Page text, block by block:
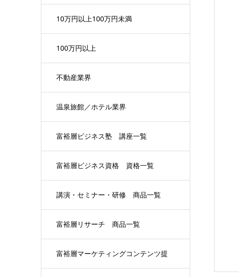
10万円以上100万円未満
100万円以上
不動産業界
温泉旅館／ホテル業界
富裕層ビジネス塾 講座一覧
富裕層ビジネス資格 資格一覧
講演・セミナー・研修 商品一覧
富裕層リサーチ 商品一覧
富裕層マーケティングコンテンツ提